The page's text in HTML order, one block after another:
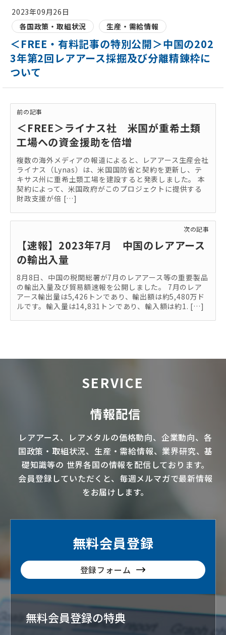
2023年09月26日
各国政策・取組状況
生産・需給情報
＜FREE・有料記事の特別公開＞中国の202
3年第2回レアアース採掘及び分離精錬枠に
ついて
前の記事
＜FREE＞ライナス社 米国が重希土類
工場への資金援助を倍増
複数の海外メディアの報道によると、レアアース生産会社
ライナス（Lynas）は、米国国防省と契約を更新し、テ
キサス州に重希土類工場を建設すると発表しました。 本
契約によって、米国政府がこのプロジェクトに提供する
財政支援が倍 […]
次の記事
【速報】2023年7月 中国のレアアース
の輸出入量
8月8日、中国の税関総署が7月のレアアース等の重要製品
の輸出入量及び貿易額速報を公開しました。 7月のレア
アース輸出量は5,426トンであり、輸出額は約5,480万ド
ルです。輸入量は14,831トンであり、輸入額は約1. […]
SERVICE
情報配信
レアアース、 レアメタルの価格動向、企業動向、各
国政策・取組状況、生産・需給情報、業界研究、基
礎知識等の 世界各国の情報を配信 しております。
会員登録していただくと、毎週メルマガで最新情報
をお届けします。
無料会員登録
登録フォーム
無料会員登録の特典